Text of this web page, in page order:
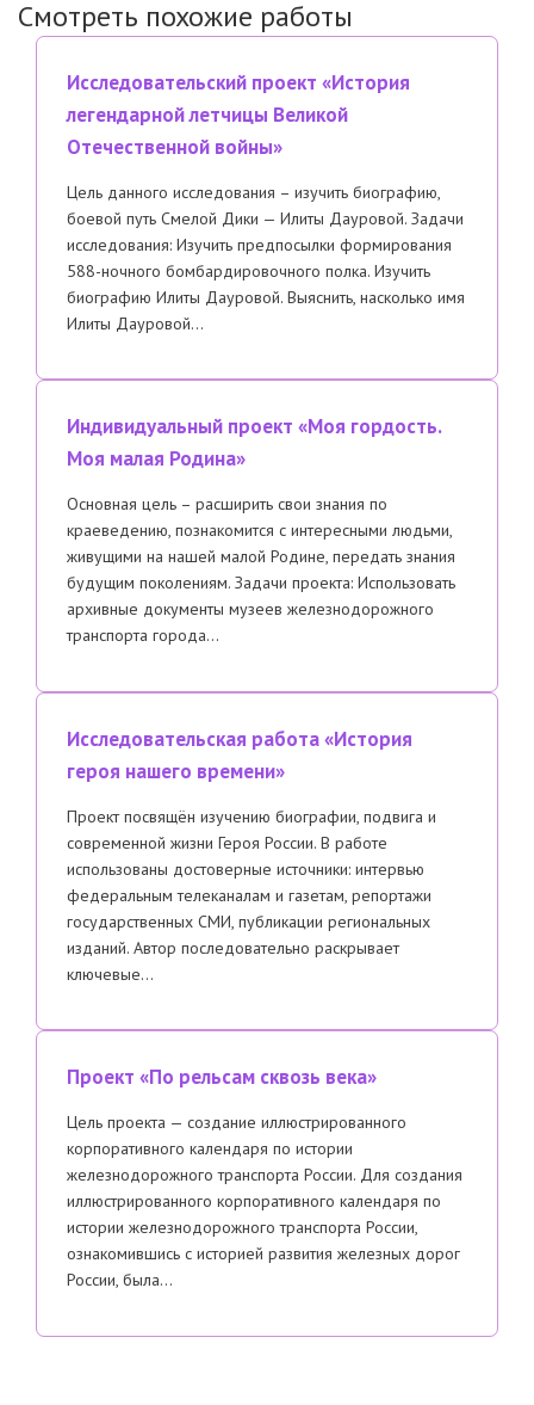
Смотреть похожие работы
Исследовательский проект «История
легендарной летчицы Великой
Отечественной войны»
Цель данного исследования – изучить биографию,
боевой путь Смелой Дики — Илиты Дауровой. Задачи
исследования: Изучить предпосылки формирования
588-ночного бомбардировочного полка. Изучить
биографию Илиты Дауровой. Выяснить, насколько имя
Илиты Дауровой…
Индивидуальный проект «Моя гордость.
Моя малая Родина»
Основная цель – расширить свои знания по
краеведению, познакомится с интересными людьми,
живущими на нашей малой Родине, передать знания
будущим поколениям. Задачи проекта: Использовать
архивные документы музеев железнодорожного
транспорта города…
Исследовательская работа «История
героя нашего времени»
Проект посвящён изучению биографии, подвига и
современной жизни Героя России. В работе
использованы достоверные источники: интервью
федеральным телеканалам и газетам, репортажи
государственных СМИ, публикации региональных
изданий. Автор последовательно раскрывает
ключевые…
Проект «По рельсам сквозь века»
Цель проекта — создание иллюстрированного
корпоративного календаря по истории
железнодорожного транспорта России. Для создания
иллюстрированного корпоративного календаря по
истории железнодорожного транспорта России,
ознакомившись с историей развития железных дорог
России, была…